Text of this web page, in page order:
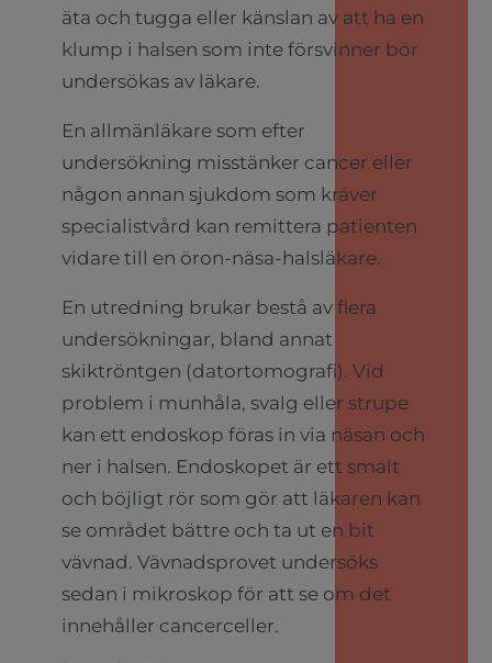
äta och tugga eller känslan av att ha en
klump i halsen som inte försvinner bör
undersökas av läkare.
En allmänläkare som efter
undersökning misstänker cancer eller
någon annan sjukdom som kräver
specialistvård kan remittera patienten
vidare till en öron-näsa-halsläkare.
En utredning brukar bestå av flera
undersökningar, bland annat
skiktröntgen (datortomografi). Vid
problem i munhåla, svalg eller strupe
kan ett endoskop föras in via näsan och
ner i halsen. Endoskopet är ett smalt
och böjligt rör som gör att läkaren kan
se området bättre och ta ut en bit
vävnad. Vävnadsprovet undersöks
sedan i mikroskop för att se om det
innehåller cancerceller.